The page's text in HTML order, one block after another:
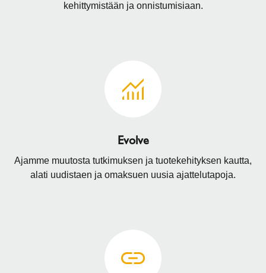
kehittymistään ja onnistumisiaan.
Evolve
Ajamme muutosta tutkimuksen ja tuotekehityksen kautta,
alati uudistaen ja omaksuen uusia ajattelutapoja.